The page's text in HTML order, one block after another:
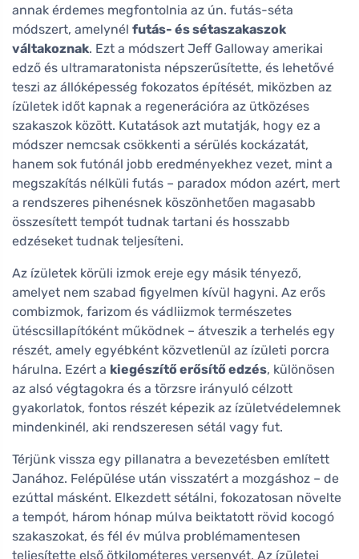
annak érdemes megfontolnia az ún. futás-séta
módszert, amelynél futás- és sétaszakaszok
váltakoznak. Ezt a módszert Jeff Galloway amerikai
edző és ultramaratonista népszerűsítette, és lehetővé
teszi az állóképesség fokozatos építését, miközben az
ízületek időt kapnak a regenerációra az ütközéses
szakaszok között. Kutatások azt mutatják, hogy ez a
módszer nemcsak csökkenti a sérülés kockázatát,
hanem sok futónál jobb eredményekhez vezet, mint a
megszakítás nélküli futás – paradox módon azért, mert
a rendszeres pihenésnek köszönhetően magasabb
összesített tempót tudnak tartani és hosszabb
edzéseket tudnak teljesíteni.
Az ízületek körüli izmok ereje egy másik tényező,
amelyet nem szabad figyelmen kívül hagyni. Az erős
combizmok, farizom és vádliizmok természetes
ütéscsillapítóként működnek – átveszik a terhelés egy
részét, amely egyébként közvetlenül az ízületi porcra
hárulna. Ezért a kiegészítő erősítő edzés, különösen
az alsó végtagokra és a törzsre irányuló célzott
gyakorlatok, fontos részét képezik az ízületvédelemnek
mindenkinél, aki rendszeresen sétál vagy fut.
Térjünk vissza egy pillanatra a bevezetésben említett
Janához. Felépülése után visszatért a mozgáshoz – de
ezúttal másként. Elkezdett sétálni, fokozatosan növelte
a tempót, három hónap múlva beiktatott rövid kocogó
szakaszokat, és fél év múlva problémamentesen
teljesítette első ötkilométeres versenyét. Az ízületei